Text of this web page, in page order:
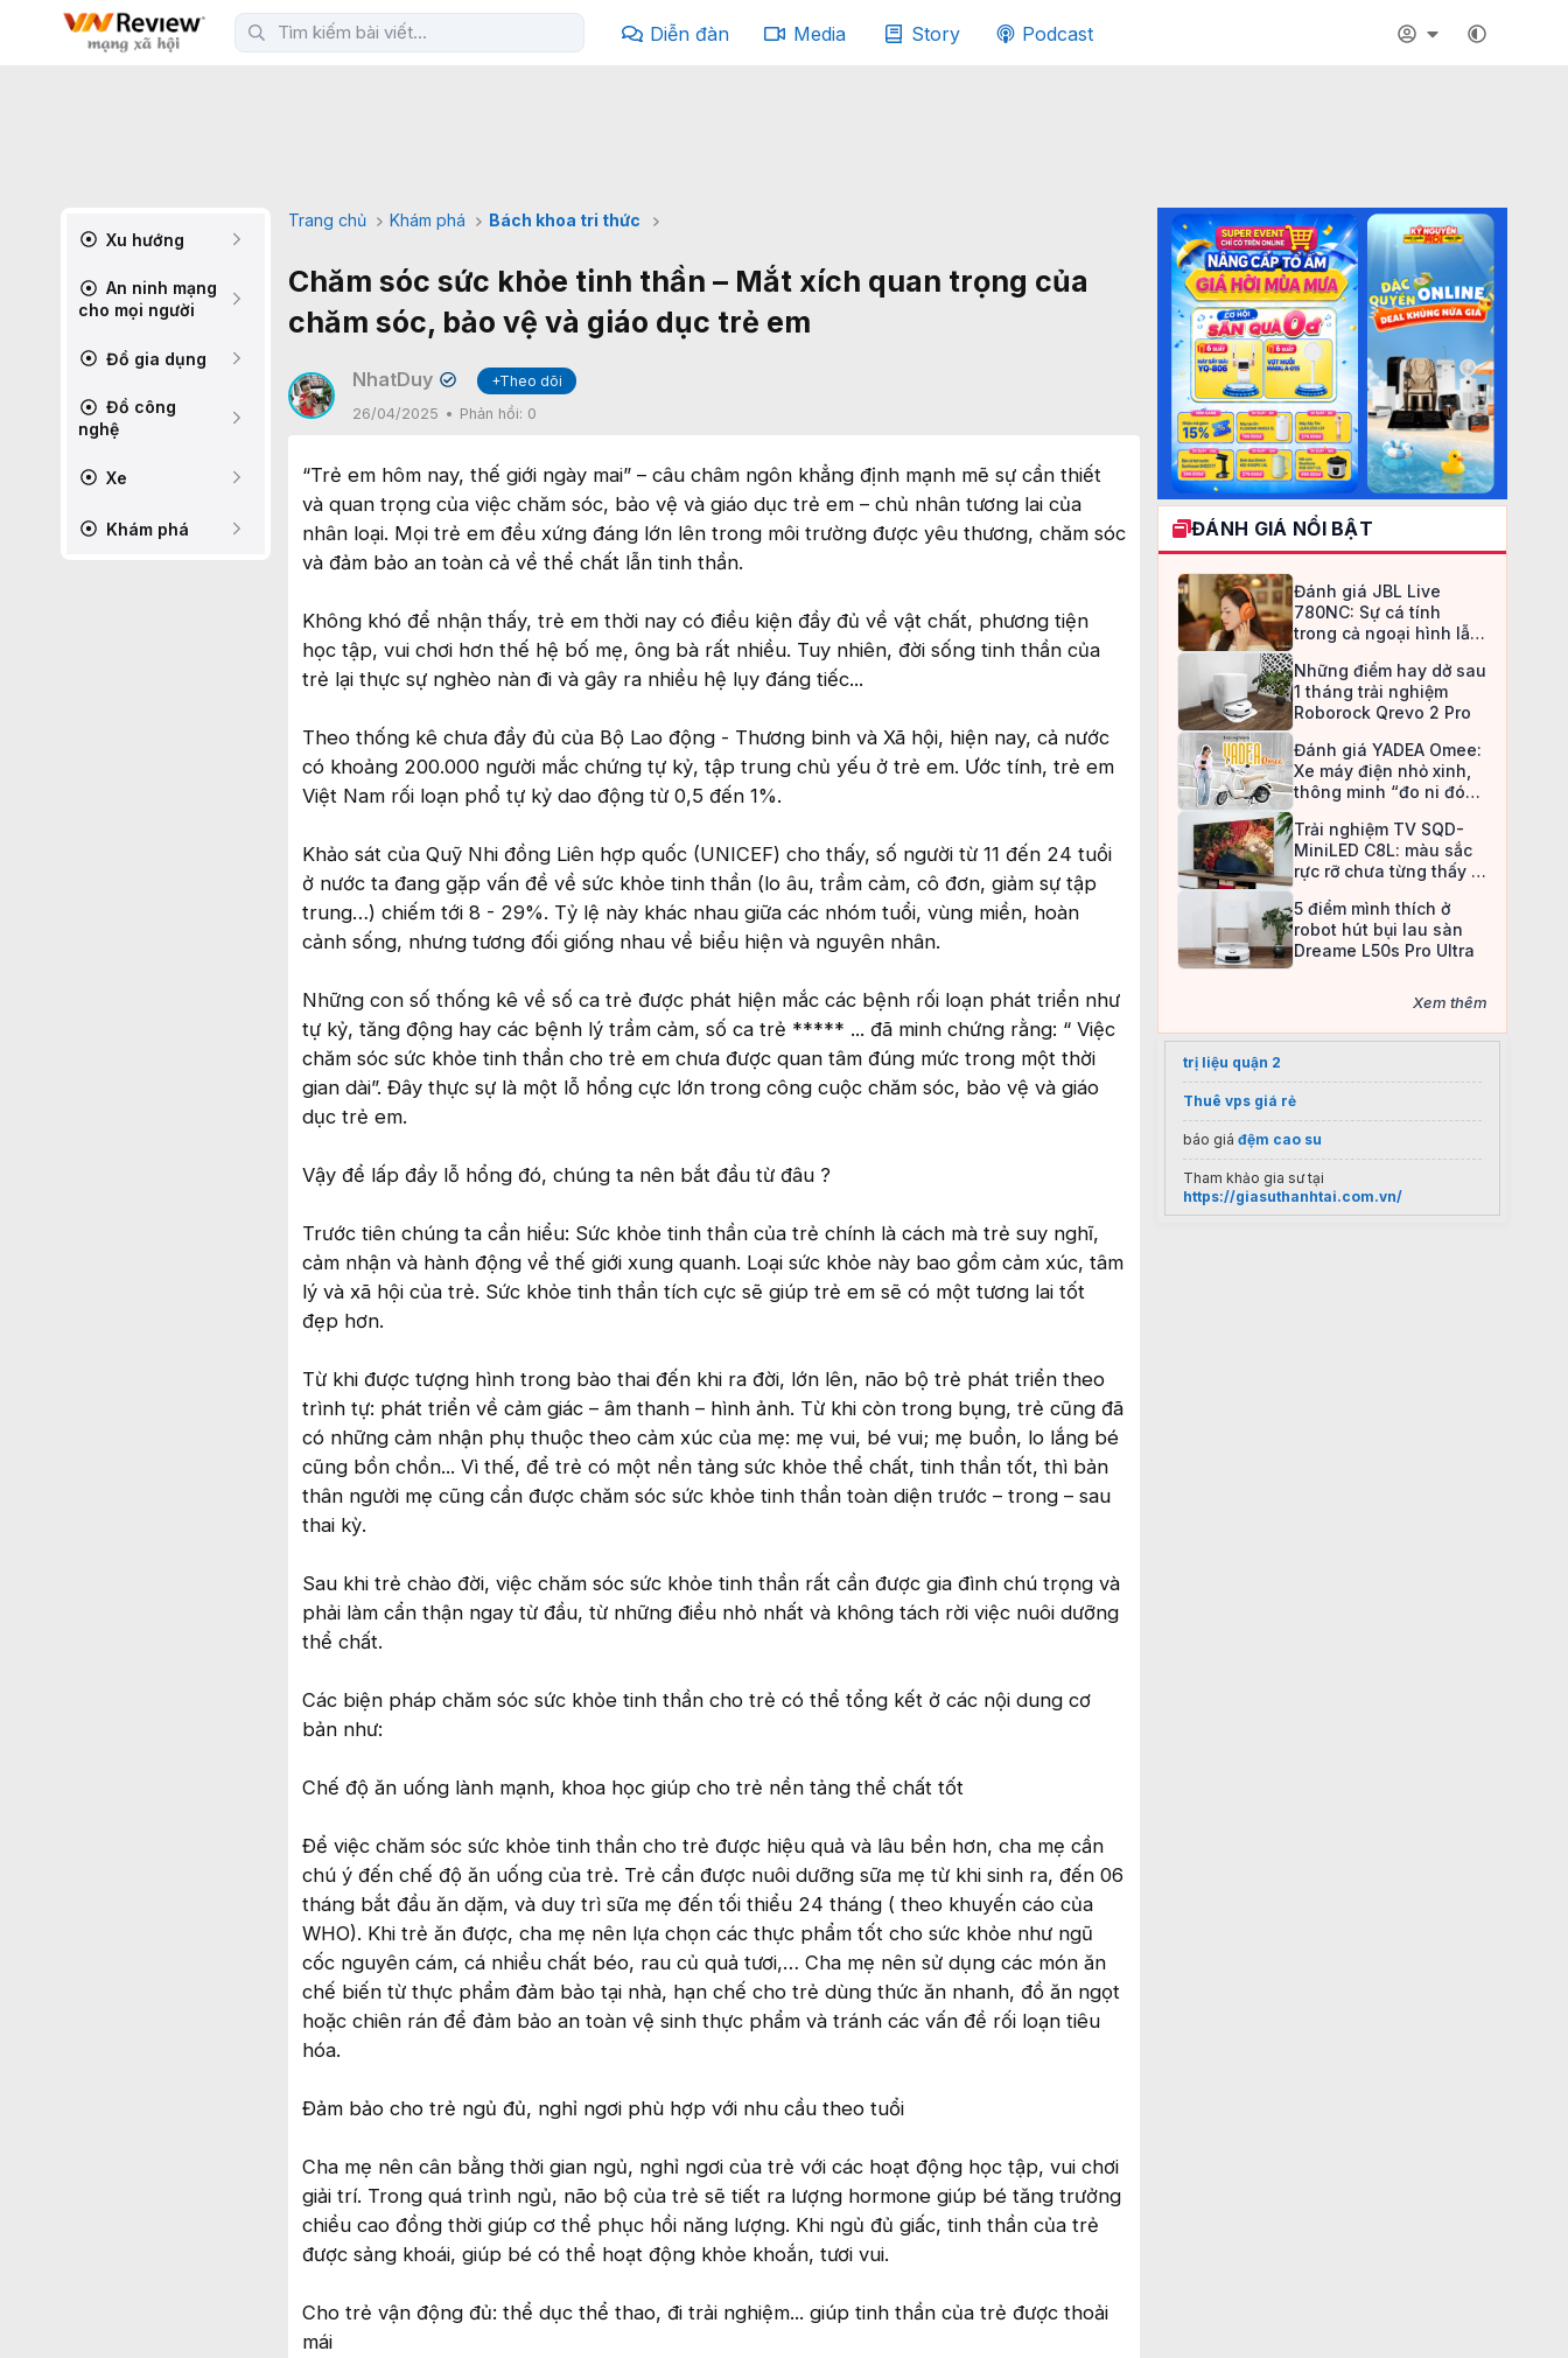
Diễn đàn Media Story Podcast
Xu hướng
An ninh mạng
cho mọi người
Đồ gia dụng
Đồ công
nghệ
Xe
Khám phá
Trang chủ Khám phá Bách khoa tri thức
Chăm sóc sức khỏe tinh thần – Mắt xích quan trọng của
chăm sóc, bảo vệ và giáo dục trẻ em
NhatDuy ✔
+Theo dõi
26/04/2025
Phản hồi: 0
“Trẻ em hôm nay, thế giới ngày mai” – câu châm ngôn khẳng định mạnh mẽ sự cần thiết
và quan trọng của việc chăm sóc, bảo vệ và giáo dục trẻ em – chủ nhân tương lai của
nhân loại. Mọi trẻ em đều xứng đáng lớn lên trong môi trường được yêu thương, chăm sóc
và đảm bảo an toàn cả về thể chất lẫn tinh thần.
Không khó để nhận thấy, trẻ em thời nay có điều kiện đầy đủ về vật chất, phương tiện
học tập, vui chơi hơn thế hệ bố mẹ, ông bà rất nhiều. Tuy nhiên, đời sống tinh thần của
trẻ lại thực sự nghèo nàn đi và gây ra nhiều hệ lụy đáng tiếc...
Theo thống kê chưa đầy đủ của Bộ Lao động - Thương binh và Xã hội, hiện nay, cả nước
có khoảng 200.000 người mắc chứng tự kỷ, tập trung chủ yếu ở trẻ em. Ước tính, trẻ em
Việt Nam rối loạn phổ tự kỷ dao động từ 0,5 đến 1%.
Khảo sát của Quỹ Nhi đồng Liên hợp quốc (UNICEF) cho thấy, số người từ 11 đến 24 tuổi
ở nước ta đang gặp vấn đề về sức khỏe tinh thần (lo âu, trầm cảm, cô đơn, giảm sự tập
trung…) chiếm tới 8 - 29%. Tỷ lệ này khác nhau giữa các nhóm tuổi, vùng miền, hoàn
cảnh sống, nhưng tương đối giống nhau về biểu hiện và nguyên nhân.
Những con số thống kê về số ca trẻ được phát hiện mắc các bệnh rối loạn phát triển như
tự kỷ, tăng động hay các bệnh lý trầm cảm, số ca trẻ ***** ... đã minh chứng rằng: “ Việc
chăm sóc sức khỏe tinh thần cho trẻ em chưa được quan tâm đúng mức trong một thời
gian dài”. Đây thực sự là một lỗ hổng cực lớn trong công cuộc chăm sóc, bảo vệ và giáo
dục trẻ em.
Vậy để lấp đầy lỗ hổng đó, chúng ta nên bắt đầu từ đâu ?
Trước tiên chúng ta cần hiểu: Sức khỏe tinh thần của trẻ chính là cách mà trẻ suy nghĩ,
cảm nhận và hành động về thế giới xung quanh. Loại sức khỏe này bao gồm cảm xúc, tâm
lý và xã hội của trẻ. Sức khỏe tinh thần tích cực sẽ giúp trẻ em sẽ có một tương lai tốt
đẹp hơn.
Từ khi được tượng hình trong bào thai đến khi ra đời, lớn lên, não bộ trẻ phát triển theo
trình tự: phát triển về cảm giác – âm thanh – hình ảnh. Từ khi còn trong bụng, trẻ cũng đã
có những cảm nhận phụ thuộc theo cảm xúc của mẹ: mẹ vui, bé vui; mẹ buồn, lo lắng bé
cũng bồn chồn... Vì thế, để trẻ có một nền tảng sức khỏe thể chất, tinh thần tốt, thì bản
thân người mẹ cũng cần được chăm sóc sức khỏe tinh thần toàn diện trước – trong – sau
thai kỳ.
Sau khi trẻ chào đời, việc chăm sóc sức khỏe tinh thần rất cần được gia đình chú trọng và
phải làm cẩn thận ngay từ đầu, từ những điều nhỏ nhất và không tách rời việc nuôi dưỡng
thể chất.
Các biện pháp chăm sóc sức khỏe tinh thần cho trẻ có thể tổng kết ở các nội dung cơ
bản như:
Chế độ ăn uống lành mạnh, khoa học giúp cho trẻ nền tảng thể chất tốt
Để việc chăm sóc sức khỏe tinh thần cho trẻ được hiệu quả và lâu bền hơn, cha mẹ cần
chú ý đến chế độ ăn uống của trẻ. Trẻ cần được nuôi dưỡng sữa mẹ từ khi sinh ra, đến 06
tháng bắt đầu ăn dặm, và duy trì sữa mẹ đến tối thiểu 24 tháng ( theo khuyến cáo của
WHO). Khi trẻ ăn được, cha mẹ nên lựa chọn các thực phẩm tốt cho sức khỏe như ngũ
cốc nguyên cám, cá nhiều chất béo, rau củ quả tươi,… Cha mẹ nên sử dụng các món ăn
chế biến từ thực phẩm đảm bảo tại nhà, hạn chế cho trẻ dùng thức ăn nhanh, đồ ăn ngọt
hoặc chiên rán để đảm bảo an toàn vệ sinh thực phẩm và tránh các vấn đề rối loạn tiêu
hóa.
Đảm bảo cho trẻ ngủ đủ, nghỉ ngơi phù hợp với nhu cầu theo tuổi
Cha mẹ nên cân bằng thời gian ngủ, nghỉ ngơi của trẻ với các hoạt động học tập, vui chơi
giải trí. Trong quá trình ngủ, não bộ của trẻ sẽ tiết ra lượng hormone giúp bé tăng trưởng
chiều cao đồng thời giúp cơ thể phục hồi năng lượng. Khi ngủ đủ giấc, tinh thần của trẻ
được sảng khoái, giúp bé có thể hoạt động khỏe khoắn, tươi vui.
Cho trẻ vận động đủ: thể dục thể thao, đi trải nghiệm... giúp tinh thần của trẻ được thoải
mái
ĐÁNH GIÁ NỔI BẬT
Đánh giá JBL Live
780NC: Sự cá tính
trong cả ngoại hình lẫn
Những điểm hay dở sau
1 tháng trải nghiệm
Roborock Qrevo 2 Pro
Đánh giá YADEA Omee:
Xe máy điện nhỏ xinh,
thông minh “đo ni đóng
Trải nghiệm TV SQD-
MiniLED C8L: màu sắc
rực rỡ chưa từng thấy ở
5 điểm mình thích ở
robot hút bụi lau sàn
Dreame L50s Pro Ultra
Xem thêm
trị liệu quận 2
Thuê vps giá rẻ
báo giá đệm cao su
Tham khảo gia sư tại
https://giasuthanhtai.com.vn/